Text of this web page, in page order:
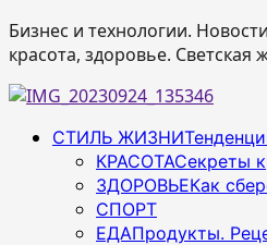
Бизнес и технологии.
красота, здоровье. Светская
Основное
СТИЛЬ ЖИЗНИ
КРАСОТАСекреты
ЗДОРОВЬЕКак
СПОРТ
ЕДАПродукты.